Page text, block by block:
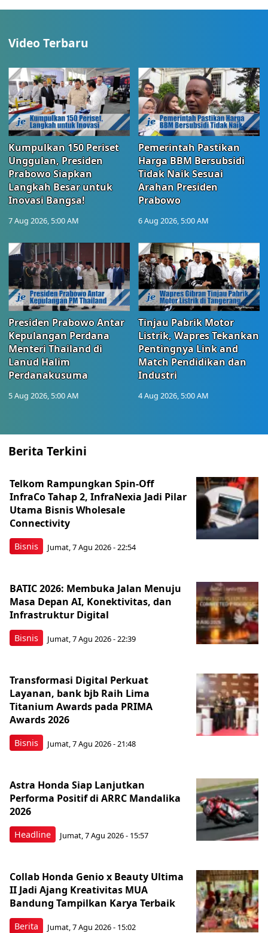
Video Terbaru
Kumpulkan 150 Periset
Unggulan, Presiden
Prabowo Siapkan
Langkah Besar untuk
Inovasi Bangsa!
7 Aug 2026, 5:00 AM
Pemerintah Pastikan
Harga BBM Bersubsidi
Tidak Naik Sesuai
Arahan Presiden
Prabowo
6 Aug 2026, 5:00 AM
Presiden Prabowo Antar
Kepulangan Perdana
Menteri Thailand di
Lanud Halim
Perdanakusuma
5 Aug 2026, 5:00 AM
Tinjau Pabrik Motor
Listrik, Wapres Tekankan
Pentingnya Link and
Match Pendidikan dan
Industri
4 Aug 2026, 5:00 AM
Berita Terkini
Bisnis
Telkom Rampungkan Spin-Off
InfraCo Tahap 2, InfraNexia Jadi Pilar
Utama Bisnis Wholesale
Connectivity
Jumat, 7 Agu 2026 - 22:54
Bisnis
BATIC 2026: Membuka Jalan Menuju
Masa Depan AI, Konektivitas, dan
Infrastruktur Digital
Jumat, 7 Agu 2026 - 22:39
Bisnis
Transformasi Digital Perkuat
Layanan, bank bjb Raih Lima
Titanium Awards pada PRIMA
Awards 2026
Jumat, 7 Agu 2026 - 21:48
Headline
Astra Honda Siap Lanjutkan
Performa Positif di ARRC Mandalika
2026
Jumat, 7 Agu 2026 - 15:57
Berita
Collab Honda Genio x Beauty Ultima
II Jadi Ajang Kreativitas MUA
Bandung Tampilkan Karya Terbaik
Jumat, 7 Agu 2026 - 15:02